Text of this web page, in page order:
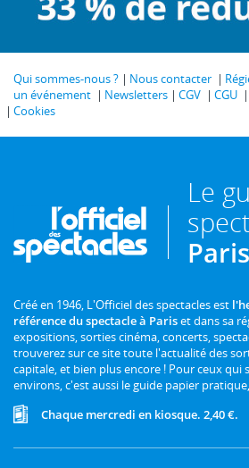
Qui sommes-nous ? Nous contacter
un événement
Newsletters CGV CGU
Cookies
Le
Paris
Créé en 1946, L'Officiel des spectacles est
référence du spectacle à Pariset dans sa
expositions, sorties cinéma, concerts,
trouverez sur ce site toute l'actualité des
capitale, et bien plus encore ! Pour ceux qui
environs, c'est aussi le guide papier
Chaque mercredi en kiosque. 2,40 €.